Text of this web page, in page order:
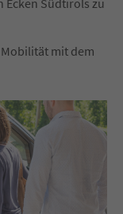
mit dem